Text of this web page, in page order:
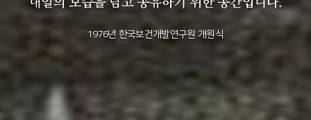
성과 50선 숫자로 보는 50년 50+1 주년 광장
세계와 함께 한 KIHASA
VR 역사관
1971년 가족계획연구원 전경
1976년 한국보건개발연구원 개원식
1982년 한국인구보건연구원 신청사 준공식
2012년 한국보건사회연구원 서울 청사 전경
2011년 한국보건사회연구원 설립 40주년 기념
2014년 한국보건사회연구원 세종 청사 전경